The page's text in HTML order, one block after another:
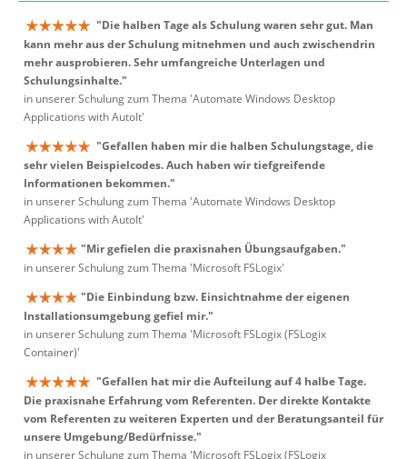
"Die halben Tage als Schulung waren sehr gut. Man
kann mehr aus der Schulung mitnehmen und auch zwischendrin
mehr ausprobieren. Sehr umfangreiche Unterlagen und
Schulungsinhalte."
in unserer Schulung zum Thema 'Automate Windows Desktop
Applications with AutoIt'
"Gefallen haben mir die halben Schulungstage, die
sehr vielen Beispielcodes. Auch haben wir tiefgreifende
Informationen bekommen."
in unserer Schulung zum Thema 'Automate Windows Desktop
Applications with AutoIt'
"Mir gefielen die praxisnahen Übungsaufgaben."
in unserer Schulung zum Thema 'Microsoft FSLogix'
"Die Einbindung bzw. Einsichtnahme der eigenen
Installationsumgebung gefiel mir."
in unserer Schulung zum Thema 'Microsoft FSLogix (FSLogix
Container)'
"Gefallen hat mir die Aufteilung auf 4 halbe Tage.
Die praxisnahe Erfahrung vom Referenten. Der direkte Kontakte
vom Referenten zu weiteren Experten und der Beratungsanteil für
unsere Umgebung/Bedürfnisse."
in unserer Schulung zum Thema 'Microsoft FSLogix (FSLogix